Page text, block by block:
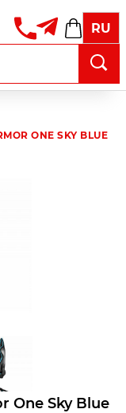
RU
ONE SKY BLUE
One Sky Blue